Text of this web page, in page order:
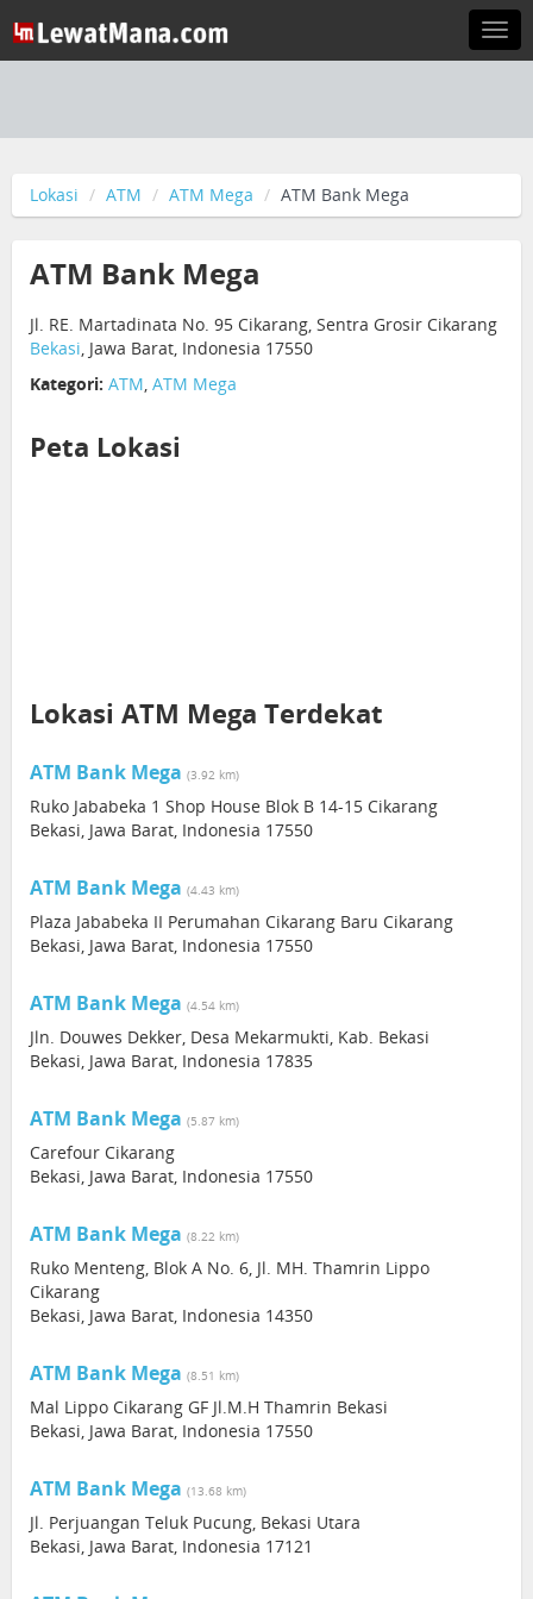
Lokasi ATM ATM Mega ATM Bank Mega
ATM Bank Mega
Jl. RE. Martadinata No. 95 Cikarang, Sentra Grosir Cikarang
Bekasi, Jawa Barat, Indonesia 17550
Kategori: ATM, ATM Mega
Peta Lokasi
Lokasi ATM Mega Terdekat
ATM Bank Mega (3.92 km)
Ruko Jababeka 1 Shop House Blok B 14-15 Cikarang
Bekasi, Jawa Barat, Indonesia 17550
ATM Bank Mega (4.43 km)
Plaza Jababeka II Perumahan Cikarang Baru Cikarang
Bekasi, Jawa Barat, Indonesia 17550
ATM Bank Mega (4.54 km)
Jln. Douwes Dekker, Desa Mekarmukti, Kab. Bekasi
Bekasi, Jawa Barat, Indonesia 17835
ATM Bank Mega (5.87 km)
Carefour Cikarang
Bekasi, Jawa Barat, Indonesia 17550
ATM Bank Mega (8.22 km)
Ruko Menteng, Blok A No. 6, Jl. MH. Thamrin Lippo
Cikarang
Bekasi, Jawa Barat, Indonesia 14350
ATM Bank Mega (8.51 km)
Mal Lippo Cikarang GF Jl.M.H Thamrin Bekasi
Bekasi, Jawa Barat, Indonesia 17550
ATM Bank Mega (13.68 km)
Jl. Perjuangan Teluk Pucung, Bekasi Utara
Bekasi, Jawa Barat, Indonesia 17121